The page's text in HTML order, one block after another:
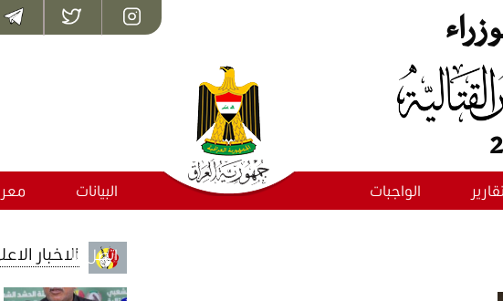
الواجبات البيانات
اتصل بناالاخبار